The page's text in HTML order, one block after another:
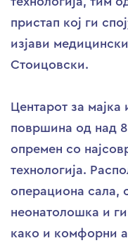
пристап кој ги
изјави
Стоицовски.
Центарот за
површина од над
опремен со
технологија.
операциона сала,
неонатолошка и
како и комфорни